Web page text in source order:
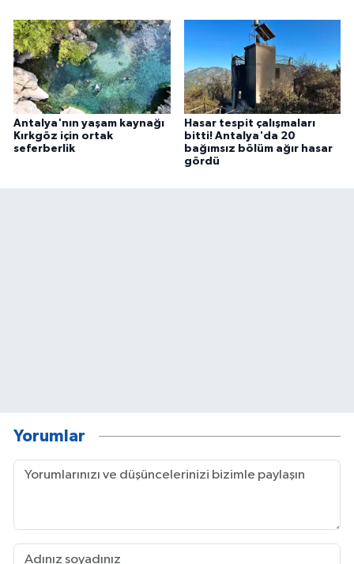
Antalya'nın yaşam kaynağı
Kırkgöz için ortak
seferberlik
Hasar tespit çalışmaları
bitti! Antalya'da 20
bağımsız bölüm ağır hasar
gördü
Yorumlar